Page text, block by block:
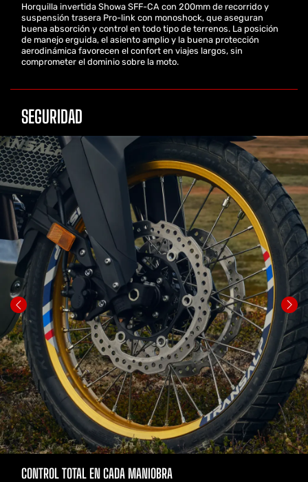
Horquilla invertida Showa SFF-CA con 200mm de recorrido y
suspensión trasera Pro-link con monoshock, que aseguran
buena absorción y control en todo tipo de terrenos. La posición
de manejo erguida, el asiento amplio y la buena protección
aerodinámica favorecen el confort en viajes largos, sin
comprometer el dominio sobre la moto.
SEGURIDAD
CONTROL TOTAL EN CADA MANIOBRA